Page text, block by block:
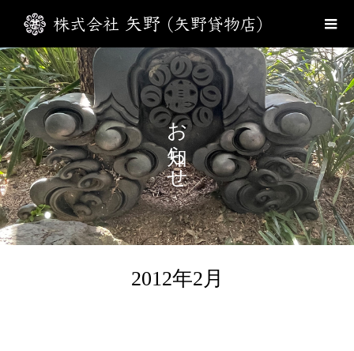
お知らせ
2012年2月